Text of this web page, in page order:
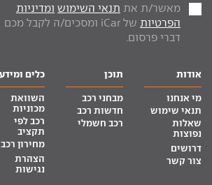
מאשר/ת את תנאי השימוש ומדיניות
הפרטיות
של iCar ומסכים/ה לקבל מכם
דברי פרסום.
אודות
מי אנחנו
תנאי שימוש
שאלות
נפוצות
דרושים
צור קשר
תוכן
מבחני רכב
חדשות רכב
רכב חשמלי
כלים ומידע
השוואת
מכוניות
רכב לפי
תקציב
מחירון רכב
הצהרת
נגישות